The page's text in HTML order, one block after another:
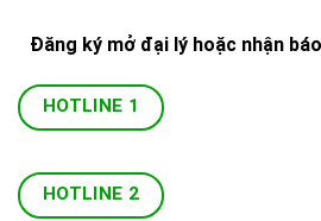
Đăng ký mở đại lý hoặc nhận
HOTLINE 1
HOTLINE 2